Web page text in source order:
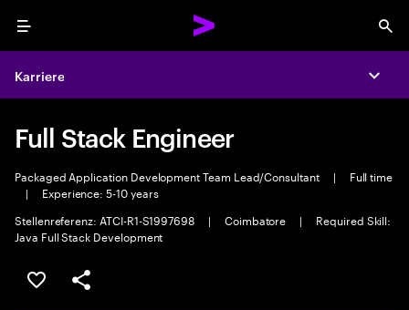
Menu
Karriere
Full Stack Engineer
Packaged Application Development Team Lead/Consultant |
Full time
|
Experience: 5-10 years
Stellenreferenz: ATCI-R1-S1997698
| Coimbatore |
Required Skill:
Java Full Stack Development
JOB SPEICHERN
Teilen